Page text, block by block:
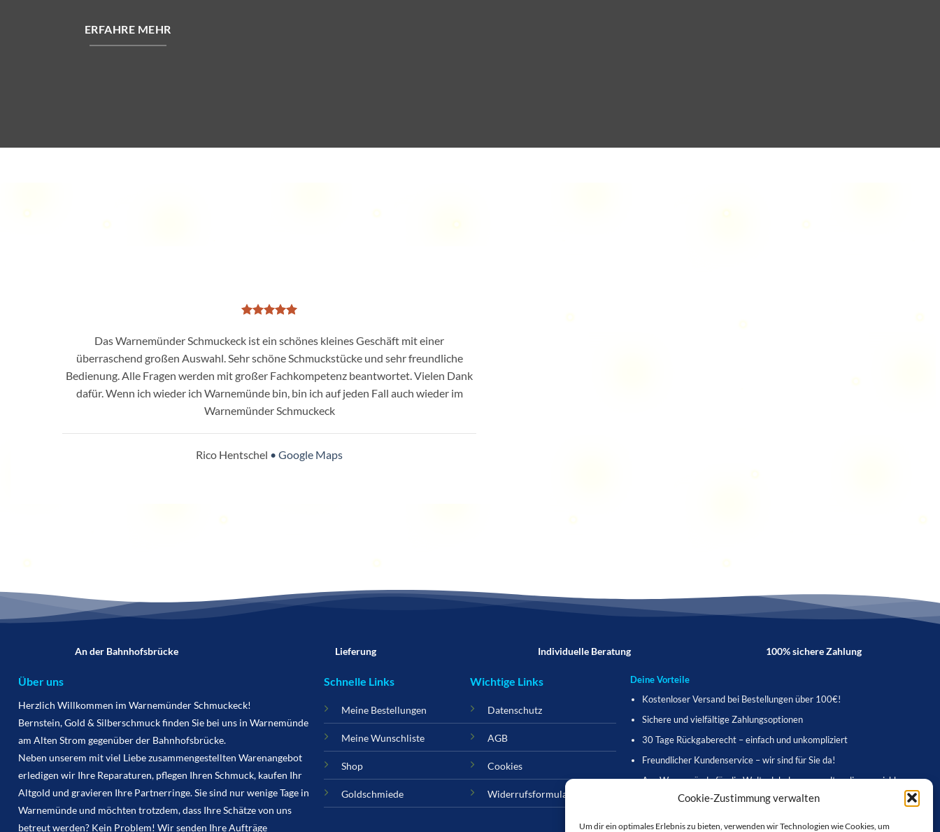
Cookie-Zustimmung verwalten
Um dir ein optimales Erlebnis zu bieten, verwenden wir Technologien wie Cookies, um
ERFAHRE MEHR
Das Warnemünder Schmuckeck ist ein schönes kleines Geschäft mit einer
überraschend großen Auswahl. Sehr schöne Schmuckstücke und sehr freundliche
Bedienung. Alle Fragen werden mit großer Fachkompetenz beantwortet. Vielen Dank
dafür. Wenn ich wieder ich Warnemünde bin, bin ich auf jeden Fall auch wieder im
Warnemünder Schmuckeck
Rico Hentschel • Google Maps
An der Bahnhofsbrücke Lieferung Individuelle Beratung 100% sichere Zahlung
Über uns
Herzlich Willkommen im Warnemünder Schmuckeck!
Bernstein, Gold & Silberschmuck finden Sie bei uns in Warnemünde
am Alten Strom gegenüber der Bahnhofsbrücke.
Neben unserem mit viel Liebe zusammengestellten Warenangebot
erledigen wir Ihre Reparaturen, pflegen Ihren Schmuck, kaufen Ihr
Altgold und gravieren Ihre Partnerringe. Sie sind nur wenige Tage in
Warnemünde und möchten trotzdem, dass Ihre Schätze von uns
betreut werden? Kein Problem! Wir senden Ihre Aufträge
Schnelle Links
Meine Bestellungen
Meine Wunschliste
Shop
Goldschmiede
Wichtige Links
Datenschutz
AGB
Cookies
Widerrufsformular
Deine Vorteile
Kostenloser Versand bei Bestellungen über 100€!
Sichere und vielfältige Zahlungsoptionen
30 Tage Rückgaberecht – einfach und unkompliziert
Freundlicher Kundenservice – wir sind für Sie da!
Aus Warnemünde für die Welt – lokal verwurzelt, online erreichbar
Schnelle Lieferzeiten – direkt zu Ihnen nach Hause
Kostenloser Geschenkverpackungsservice